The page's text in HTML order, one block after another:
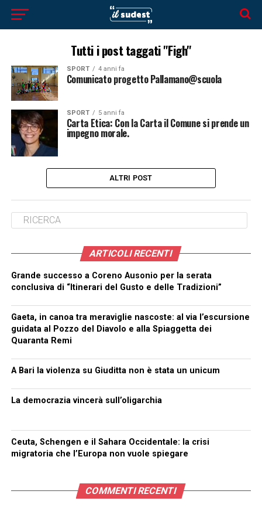
Tutti i post taggati "Figh"
SPORT 4 anni fa
Comunicato progetto Pallamano@scuola
SPORT 5 anni fa
Carta Etica: Con la Carta il Comune si prende un
impegno morale.
ALTRI POST
ARTICOLI RECENTI
Grande successo a Coreno Ausonio per la serata
conclusiva di “Itinerari del Gusto e delle Tradizioni”
Gaeta, in canoa tra meraviglie nascoste: al via l’escursione
guidata al Pozzo del Diavolo e alla Spiaggetta dei
Quaranta Remi
A Bari la violenza su Giuditta non è stata un unicum
La democrazia vincerà sull’oligarchia
Ceuta, Schengen e il Sahara Occidentale: la crisi
migratoria che l’Europa non vuole spiegare
COMMENTI RECENTI